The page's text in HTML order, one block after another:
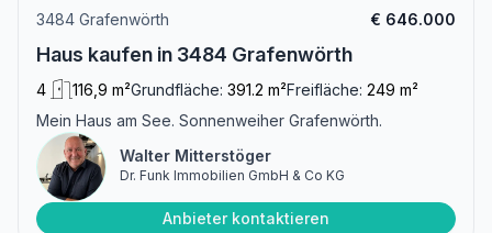
3484 Grafenwörth € 646.000
Haus kaufen in 3484 Grafenwörth
4 116,9 m²Grundfläche: 391.2 m²Freifläche: 249 m²
Mein Haus am See. Sonnenweiher Grafenwörth.
Walter Mitterstöger
Dr. Funk Immobilien GmbH & Co KG
Anbieter kontaktieren